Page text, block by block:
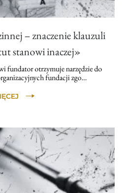
– znaczenie klauzuli
stanowi inaczej»
fundator otrzymuje narzędzie do
fundacji zgo…